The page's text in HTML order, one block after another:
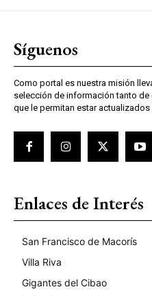
Síguenos
Como portal es nuestra misión
selección de información tanto
que le permitan estar
Enlaces de Interés
San Francisco de Macorís
Villa Riva
Gigantes del Cibao